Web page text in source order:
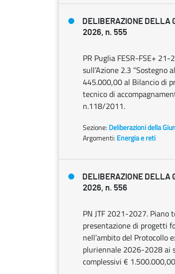
DELIBERAZIONE DELLA
2026, n. 555
PR Puglia FESR-FSE+
sull’Azione 2.3 “Sostegno
445.000,00 al Bilancio di
tecnico di
n.118/2011.
Sezione: Deliberazioni della
Argomenti: Energia e reti
DELIBERAZIONE DELLA
2026, n. 556
PN JTF 2021-2027. Piano
presentazione di progetti
nell’ambito del Protocollo
pluriennale 2026-2028 ai
complessivi €